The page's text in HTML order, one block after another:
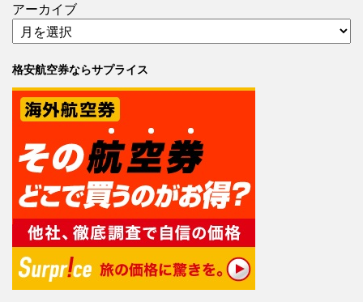
アーカイブ
格安航空券ならサプライス